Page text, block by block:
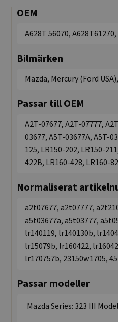
OEM
A628T 56070,
Bilmärken
Mazda, Mercury (Ford
Passar till OEM
A2T-07677, A2T-07777,
03677, A5T-03677A, A5T-
125, LR150-202, LR150-
422B, LR160-428, LR160-
Normaliserat
a2t07677, a2t07777,
a5t03677a, a5t03777,
lr140119, lr140130b,
lr15079b, lr160422,
lr170757b, 23150w1705,
Passar modeller
Mazda Series: 323 III